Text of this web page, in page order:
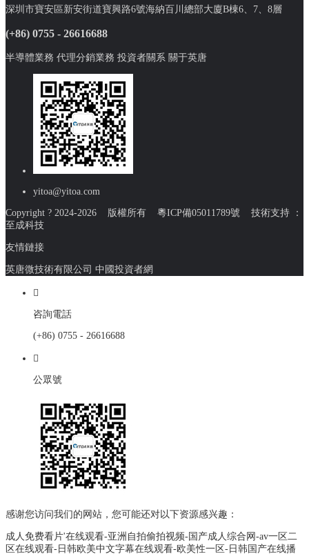
深圳市寶安區新安街道寶興路6號海納百川總部大廈B棟6、7、8層
(+86) 0755 - 26616688
半導體業務 代理分銷業務 投資者關系 關于英唐
yitoa@yitoa.com
Copyright ? 2024-2026 版權所有 粵ICP備05011789號 技術支持 ：
至成科技
友情鏈接
英唐微技術有限公司 中國投資者網

咨詢電話
(+86) 0755 - 26616688

公眾號
感谢您访问我们的网站，您可能还对以下资源感兴趣：
成人免费看片'在线观看-亚洲自拍偷拍视频-国产成人综合网-av一区二
区在线观看-日韩欧美中文字幕在线观看-欧美性一区-日韩国产在线播